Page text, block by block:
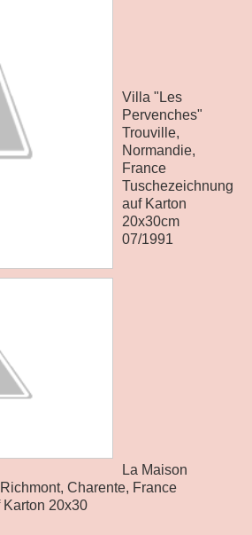
Villa "Les
Pervenches"
Trouville,
Normandie,
France
Tuschezeichnung
auf Karton
20x30cm
07/1991
La Maison
Charente, France
20x30